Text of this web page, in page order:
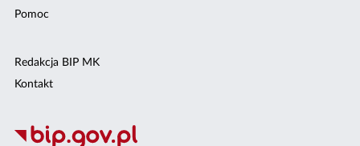
Pomoc
Redakcja BIP MK
Kontakt